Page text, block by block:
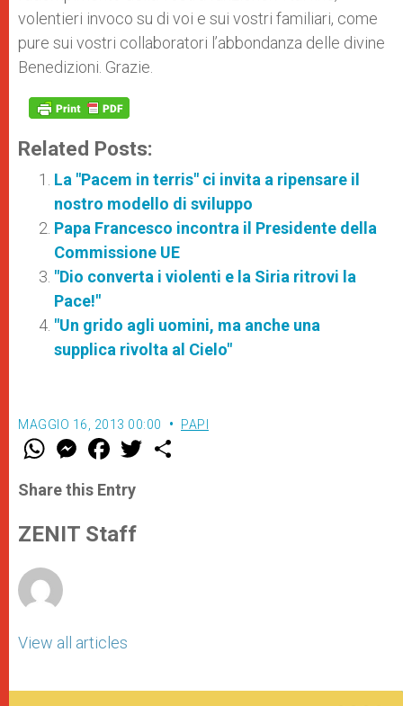
volentieri invoco su di voi e sui vostri familiari, come
pure sui vostri collaboratori l’abbondanza delle divine
Benedizioni. Grazie.
Related Posts:
La "Pacem in terris" ci invita a ripensare il
nostro modello di sviluppo
Papa Francesco incontra il Presidente della
Commissione UE
"Dio converta i violenti e la Siria ritrovi la
Pace!"
"Un grido agli uomini, ma anche una
supplica rivolta al Cielo"
MAGGIO 16, 2013 00:00 PAPI
W
t
s
p
p
M
e
s
e
g
e
F
a
e
b
o
k
w
Share this Entry
ZENIT Staff
View all articles